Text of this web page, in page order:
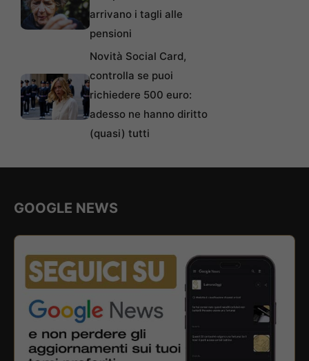
arrivano i tagli alle
pensioni
Novità Social Card,
controlla se puoi
richiedere 500 euro:
adesso ne hanno diritto
(quasi) tutti
GOOGLE NEWS